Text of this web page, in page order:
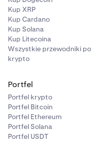
Kup XRP
Kup Cardano
Kup Solana
Kup Litecoina
Wszystkie przewodniki po
krypto
Portfel
Portfel krypto
Portfel Bitcoin
Portfel Ethereum
Portfel Solana
Portfel USDT